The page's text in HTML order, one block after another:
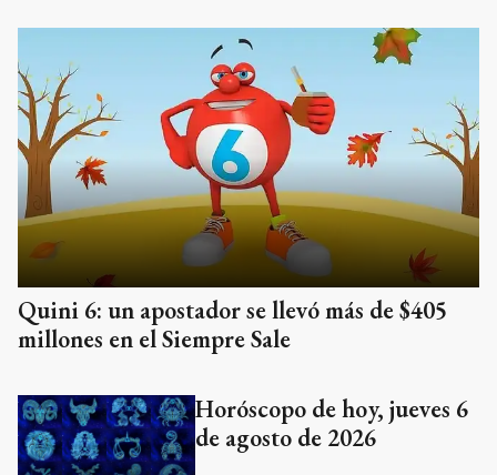
Quini 6: un apostador se llevó más de $405
millones en el Siempre Sale
Horóscopo de hoy, jueves 6
de agosto de 2026